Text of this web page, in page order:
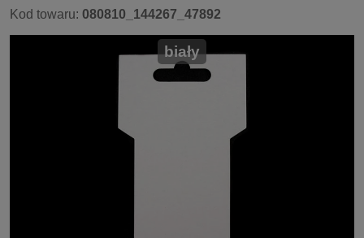
Kod towaru: 080810_144267_47892
biały